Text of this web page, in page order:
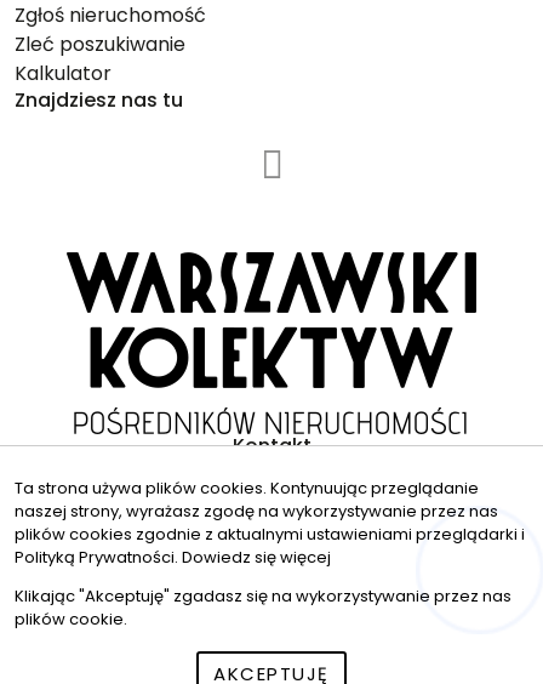
Zgłoś nieruchomość
Zleć poszukiwanie
Kalkulator
Znajdziesz nas tu
Kontakt
biuro@warszawskikolektyw.pl
573201605
© 2026 Wszystkie prawa zastrzeżone | Program dla biur
Ta strona używa plików cookies. Kontynuując przeglądanie
naszej strony, wyrażasz zgodę na wykorzystywanie przez nas
plików cookies zgodnie z aktualnymi ustawieniami przeglądarki i
Polityką Prywatności. Dowiedz się więcej
Klikając "Akceptuję" zgadasz się na wykorzystywanie przez nas
plików cookie.
AKCEPTUJĘ
Hej! Chętnie Ci pomogę